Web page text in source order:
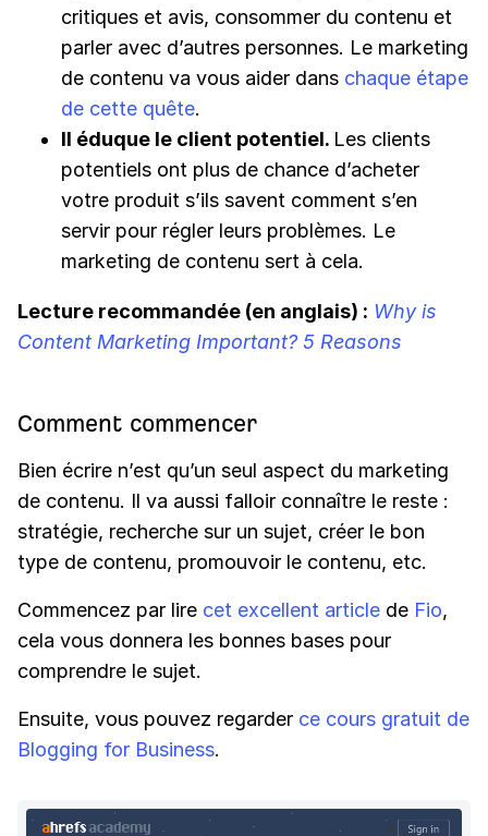
critiques et avis, consommer du contenu et
parler avec d’autres personnes. Le marketing
de contenu va vous aider dans chaque étape
de cette quête.
Il éduque le client potentiel. Les clients
potentiels ont plus de chance d’acheter
votre produit s’ils savent comment s’en
servir pour régler leurs problèmes. Le
marketing de contenu sert à cela.
Lecture recommandée (en anglais) : Why is
Content Marketing Important? 5 Reasons
Comment commencer
Bien écrire n’est qu’un seul aspect du marketing
de contenu. Il va aussi falloir connaître le reste :
stratégie, recherche sur un sujet, créer le bon
type de contenu, promouvoir le contenu, etc.
Commencez par lire cet excellent article de Fio,
cela vous donnera les bonnes bases pour
comprendre le sujet.
Ensuite, vous pouvez regarder ce cours gratuit de
Blogging for Business.